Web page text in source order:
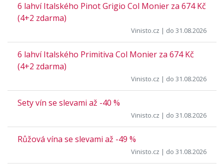
6 lahví Italského Pinot Grigio Col Monier za 674 Kč
(4+2 zdarma)
Vinisto.cz | do 31.08.2026
6 lahví Italského Primitiva Col Monier za 674 Kč
(4+2 zdarma)
Vinisto.cz | do 31.08.2026
Sety vín se slevami až -40 %
Vinisto.cz | do 31.08.2026
Růžová vína se slevami až -49 %
Vinisto.cz | do 31.08.2026